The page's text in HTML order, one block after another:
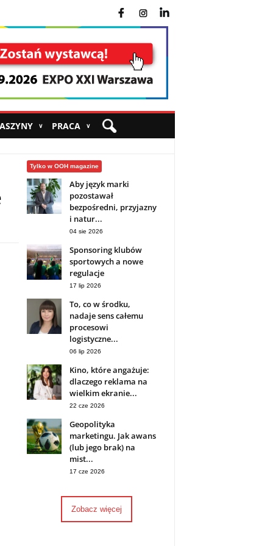
∨ PRACA ∨
Tylko w OOH magazine
Aby język marki
pozostawał
bezpośredni, przyjazny
i natur...
04 sie 2026
Sponsoring klubów
sportowych a nowe
regulacje
17 lip 2026
To, co w środku,
nadaje sens całemu
procesowi
logistyczne...
06 lip 2026
Kino, które angażuje:
dlaczego reklama na
wielkim ekranie...
22 cze 2026
Geopolityka
marketingu. Jak awans
(lub jego brak) na
mist...
17 cze 2026
Zobacz więcej